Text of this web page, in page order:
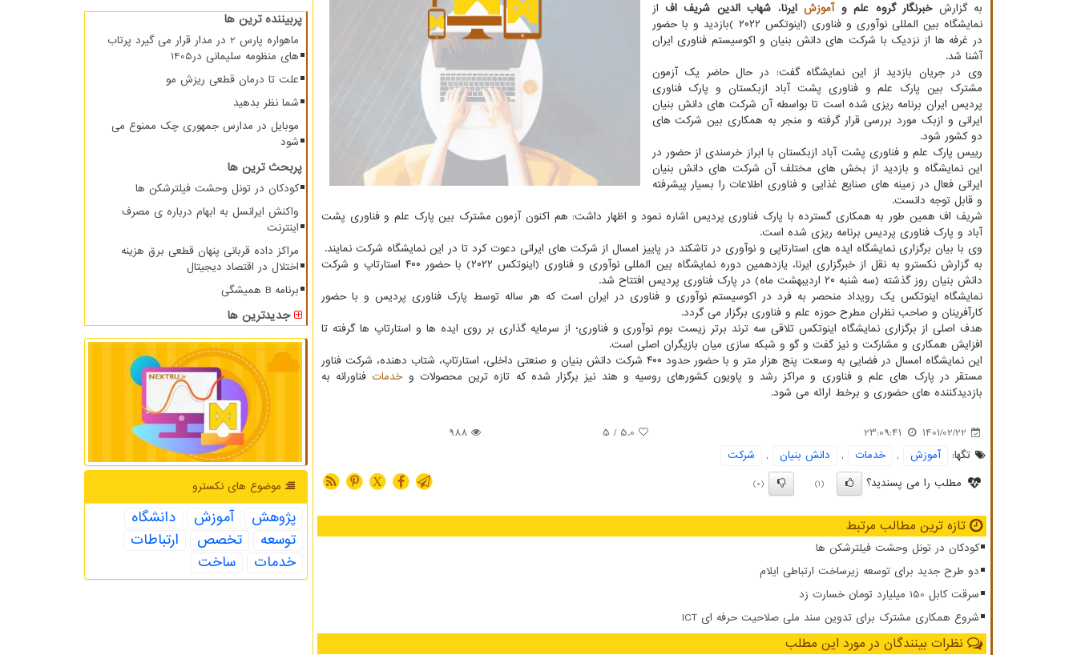
به گزارش خبرنگار گروه علم وآموزشایرنا، شهاب الدین شریف اف از
نمایشگاه بین المللی نوآوری و فناوری (اینوتکس ۲۰۲۲ )بازدید و با حضور
در غرفه ها از نزدیک با شرکت های دانش بنیان و اکوسیستم فناوری ایران
آشنا شد.
وی در جریان بازدید از این نمایشگاه گفت: در حال حاضر یک آزمون
مشترک بین پارک علم و فناوری پشت آباد ازبکستان و پارک فناوری
پردیس ایران برنامه ریزی شده است تا بواسطه آن شرکت های دانش بنیان
ایرانی و ازبک مورد بررسی قرار گرفته و منجر به همکاری بین شرکت های
دو کشور شود.
رییس پارک علم و فناوری پشت آباد ازبکستان با ابراز خرسندی از حضور در
این نمایشگاه و بازدید از بخش های مختلف آن شرکت های دانش بنیان
ایرانی فعال در زمینه های صنایع غذایی و فناوری اطلاعات را بسیار پیشرفته
و قابل توجه دانست.
شریف اف همین طور به همکاری گسترده با پارک فناوری پردیس اشاره نمود و اظهار داشت: هم اکنون آزمون مشترک بین پارک علم و فناوری پشت
آباد و پارک فناوری پردیس برنامه ریزی شده است.
وی با بیان برگزاری نمایشگاه ایده های استارتاپی و نوآوری در تاشکند در پاییز امسال از شرکت های ایرانی دعوت کرد تا در این نمایشگاه شرکت نمایند.
به گزارش نکسترو به نقل از خبرگزاری ایرنا، یازدهمین دوره نمایشگاه بین المللی نوآوری و فناوری (اینوتکس ۲۰۲۲) با حضور ۴۰۰ استارتاپ و شرکت
دانش بنیان روز گذشته (سه شنبه ۲۰ اردیبهشت ماه) در پارک فناوری پردیس افتتاح شد.
نمایشگاه اینوتکس یک رویداد منحصر به فرد در اکوسیستم نوآوری و فناوری در ایران است که هر ساله توسط پارک فناوری پردیس و با حضور
کارآفرینان و صاحب نظران مطرح حوزه علم و فناوری برگزار می گردد.
هدف اصلی از برگزاری نمایشگاه اینوتکس تلاقی سه ترند برتر زیست بوم نوآوری و فناوری؛ از سرمایه گذاری بر روی ایده ها و استارتاپ ها گرفته تا
افزایش همکاری و مشارکت و نیز گفت و گو و شبکه سازی میان بازیگران اصلی است.
این نمایشگاه امسال در فضایی به وسعت پنج هزار متر و با حضور حدود ۴۰۰ شرکت دانش بنیان و صنعتی داخلی، استارتاپ، شتاب دهنده، شرکت فناور
مستقر در پارک های علم و فناوری و مراکز رشد و پاویون کشورهای روسیه و هند نیز برگزار شده که تازه ترین محصولات و خدمات فناورانه به
بازدیدکننده های حضوری و برخط ارائه می شود.
1401/02/22
23:09:41
5.0
/ 5
988
تگها:
آموزش , خدمات , دانش بنیان ,
شركت
مطلب را می پسندید؟
(1)
(0)
X
تازه ترین مطالب مرتبط
کودکان در تونل وحشت فیلترشکن ها
دو طرح جدید برای توسعه زیرساخت ارتباطی ایلام
سرقت کابل 150 میلیارد تومان خسارت زد
شروع همکاری مشترک برای تدوین سند ملی صلاحیت حرفه ای ICT
نظرات بینندگان در مورد این مطلب
پربیننده ترین ها
ماهواره پارس 2 در مدار قرار می گیرد پرتاب
های منظومه سلیمانی در1405
علت تا درمان قطعی ریزش مو
شما نظر بدهید
موبایل در مدارس جمهوری چک ممنوع می
شود
پربحث ترین ها
کودکان در تونل وحشت فیلترشکن ها
واکنش ایرانسل به ابهام درباره ی مصرف
اینترنت
مراکز داده قربانی پنهان قطعی برق هزینه
اختلال در اقتصاد دیجیتال
برنامه B همیشگی
جدیدترین ها
موضوع های نكسترو
پژوهش آموزش
دانشگاه
توسعه
تخصص
ارتباطات
خدمات
ساخت